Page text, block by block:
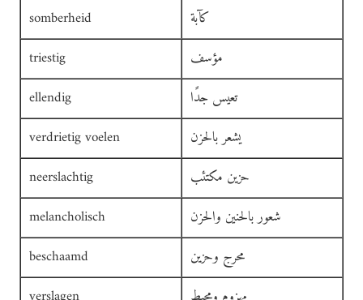
somberheid
كآبة
triestig
مؤسف
ellendig
تعيس جدًا
verdrietig voelen
يشعر بالحزن
neerslachtig
حزين مكتئب
melancholisch
شعور بالحنين والحزن
beschaamd
محرج وحزين